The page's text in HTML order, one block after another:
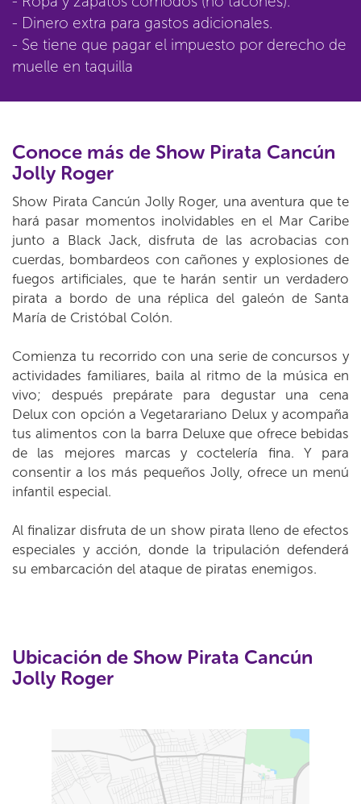
- Dinero extra para gastos adicionales.
- Se tiene que pagar el impuesto por derecho de
muelle en taquilla
Conoce más de Show Pirata Cancún
Jolly Roger
Show Pirata Cancún Jolly Roger, una aventura que te
hará pasar momentos inolvidables en el Mar Caribe
junto a Black Jack, disfruta de las acrobacias con
cuerdas, bombardeos con cañones y explosiones de
fuegos artificiales, que te harán sentir un verdadero
pirata a bordo de una réplica del galeón de Santa
María de Cristóbal Colón.
Comienza tu recorrido con una serie de concursos y
actividades familiares, baila al ritmo de la música en
vivo; después prepárate para degustar una cena
Delux con opción a Vegetarariano Delux y acompaña
tus alimentos con la barra Deluxe que ofrece bebidas
de las mejores marcas y coctelería fina. Y para
consentir a los más pequeños Jolly, ofrece un menú
infantil especial.
Al finalizar disfruta de un show pirata lleno de efectos
especiales y acción, donde la tripulación defenderá
su embarcación del ataque de piratas enemigos.
Ubicación de Show Pirata Cancún
Jolly Roger